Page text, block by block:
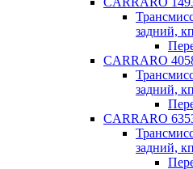
задний,
CARRARO
задний,
CARRARO
задний,